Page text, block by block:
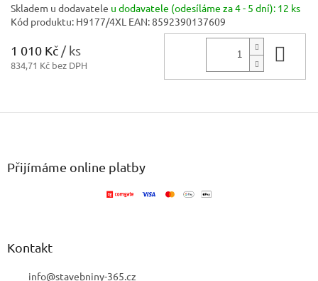
Skladem u dodavatele u dodavatele (odesíláme za 4 - 5 dní): 12 ks
Kód produktu: H9177/4XL EAN:8592390137609
1 010 Kč / ks
834,71 Kč bez DPH
Z
Přijímáme online platby
Kontakt
info@stavebniny-365.cz